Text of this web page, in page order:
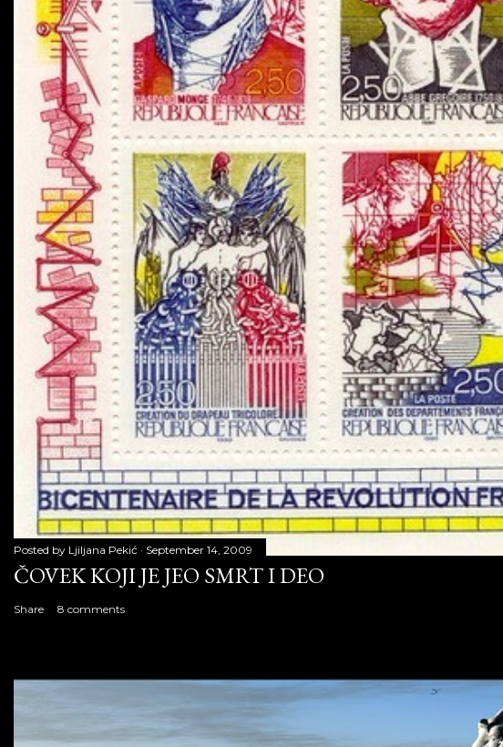
Posted by Ljiljana Pekić September 14, 2009
ČOVEK KOJI JE JEO SMRT I DEO
Share 8 comments